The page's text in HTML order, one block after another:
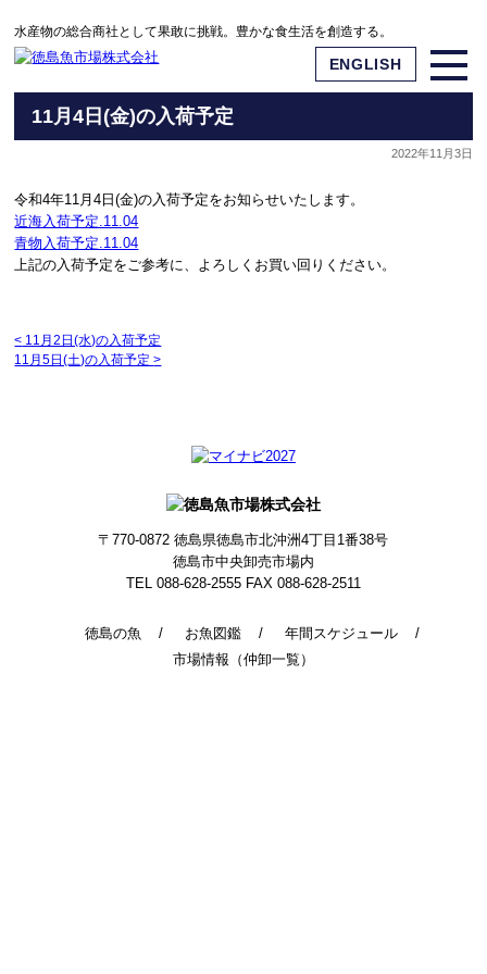
水産物の総合商社として果敢に挑戦。豊かな食生活を創造する。
ENGLISH
11月4日(金)の入荷予定
2022年11月3日
令和4年11月4日(金)の入荷予定をお知らせいたします。
近海入荷予定.11.04
青物入荷予定.11.04
上記の入荷予定をご参考に、よろしくお買い回りください。
< 11月2日(水)の入荷予定
11月5日(土)の入荷予定>
徳島の魚 お魚図鑑
年間スケジュール
市場情報（仲卸一覧）
〒770-0872徳島県徳島市北沖洲4丁目1番38号
徳島市中央卸売市場内
TEL 088-628-2555 FAX 088-628-2511